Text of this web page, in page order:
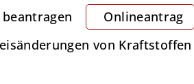
Onlineantrag
von Kraftstoffen